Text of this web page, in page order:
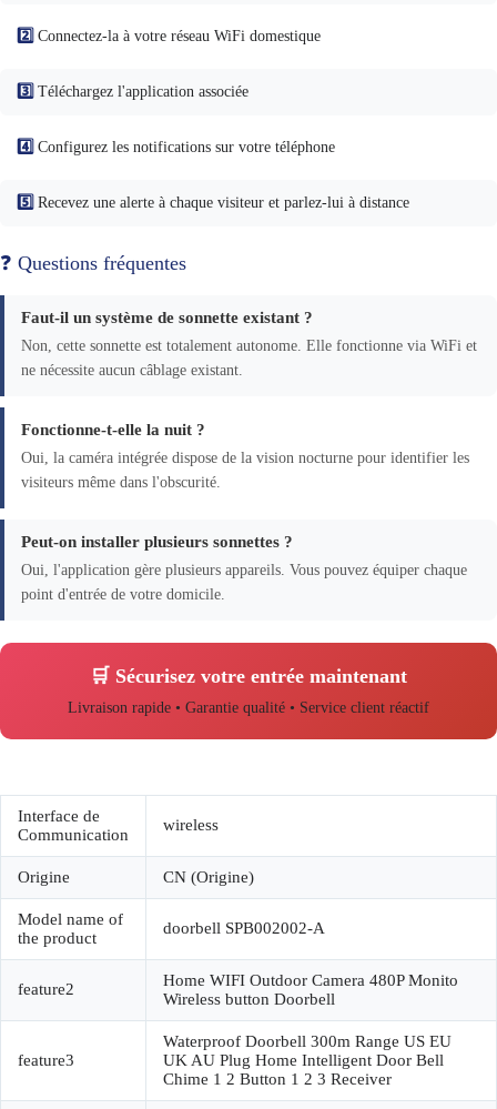
2️⃣ Connectez-la à votre réseau WiFi domestique
3️⃣ Téléchargez l'application associée
4️⃣ Configurez les notifications sur votre téléphone
5️⃣ Recevez une alerte à chaque visiteur et parlez-lui à distance
❓ Questions fréquentes
Faut-il un système de sonnette existant ?
Non, cette sonnette est totalement autonome. Elle fonctionne via WiFi et
ne nécessite aucun câblage existant.
Fonctionne-t-elle la nuit ?
Oui, la caméra intégrée dispose de la vision nocturne pour identifier les
visiteurs même dans l'obscurité.
Peut-on installer plusieurs sonnettes ?
Oui, l'application gère plusieurs appareils. Vous pouvez équiper chaque
point d'entrée de votre domicile.
🛒 Sécurisez votre entrée maintenant
Livraison rapide • Garantie qualité • Service client réactif
Interface de
Communication
wireless
Origine CN (Origine)
Model name of
the product
doorbell SPB002002-A
feature2
Home WIFI Outdoor Camera 480P Monito
Wireless button Doorbell
feature3
Waterproof Doorbell 300m Range US EU
UK AU Plug Home Intelligent Door Bell
Chime 1 2 Button 1 2 3 Receiver